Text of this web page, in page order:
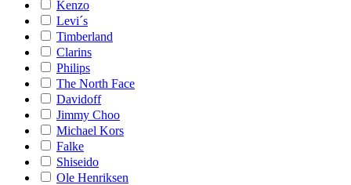
Kenzo
Levi´s
Timberland
Clarins
Philips
The North Face
Davidoff
Jimmy Choo
Michael Kors
Falke
Shiseido
Ole Henriksen